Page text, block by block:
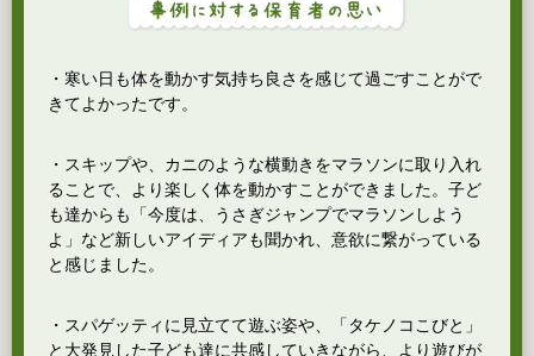
・寒い日も体を動かす気持ち良さを感じて過ごすことがで
きてよかったです。
・スキップや、カニのような横動きをマラソンに取り入れ
ることで、より楽しく体を動かすことができました。子ど
も達からも「今度は、うさぎジャンプでマラソンしよう
よ」など新しいアイディアも聞かれ、意欲に繋がっている
と感じました。
・スパゲッティに見立てて遊ぶ姿や、「タケノコこびと」
と大発見した子ども達に共感していきながら、より遊びが